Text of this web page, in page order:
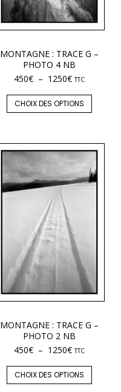
MONTAGNE : TRACE G –
PHOTO 4 NB
450€ – 1250€ TTC
CHOIX DES OPTIONS
MONTAGNE : TRACE G –
PHOTO 2 NB
450€ – 1250€ TTC
CHOIX DES OPTIONS